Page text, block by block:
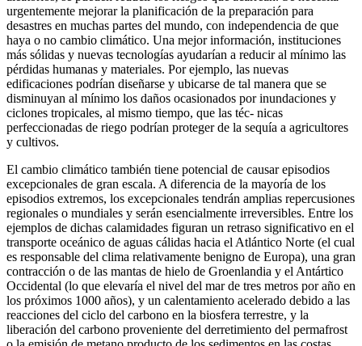
urgentemente mejorar la planificación de la preparación para
desastres en muchas partes del mundo, con independencia de que
haya o no cambio climático. Una mejor información, instituciones
más sólidas y nuevas tecnologías ayudarían a reducir al mínimo las
pérdidas humanas y materiales. Por ejemplo, las nuevas
edificaciones podrían diseñarse y ubicarse de tal manera que se
disminuyan al mínimo los daños ocasionados por inundaciones y
ciclones tropicales, al mismo tiempo, que las téc- nicas
perfeccionadas de riego podrían proteger de la sequía a agricultores
y cultivos.
El cambio climático también tiene potencial de causar episodios
excepcionales de gran escala. A diferencia de la mayoría de los
episodios extremos, los excepcionales tendrán amplias repercusiones
regionales o mundiales y serán esencialmente irreversibles. Entre los
ejemplos de dichas calamidades figuran un retraso significativo en el
transporte oceánico de aguas cálidas hacia el Atlántico Norte (el cual
es responsable del clima relativamente benigno de Europa), una gran
contracción o de las mantas de hielo de Groenlandia y el Antártico
Occidental (lo que elevaría el nivel del mar de tres metros por año en
los próximos 1000 años), y un calentamiento acelerado debido a las
reacciones del ciclo del carbono en la biosfera terrestre, y la
liberación del carbono proveniente del derretimiento del permafrost